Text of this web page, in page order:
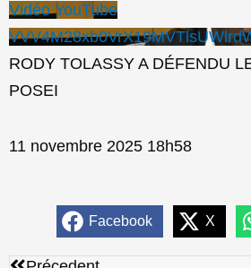
Vidéo YouTube
RODY TOLASSY A DÉFENDU
POSEI
11 novembre 2025 18h58
Facebook X